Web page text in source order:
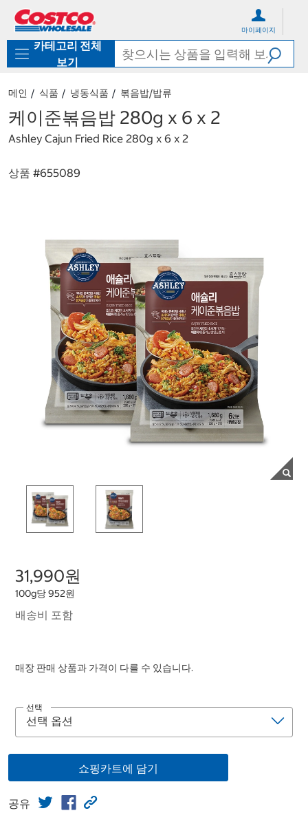
로
기
가
마이페이지
카테고리 전체
보기
메인 식품 냉동식품 볶음밥/밥류
케이준볶음밥 280g x 6 x 2
Ashley Cajun Fried Rice 280g x 6 x 2
상품 #655089
31,990원
100g당 952원
배송비 포함
매장 판매 상품과 가격이 다를 수 있습니다.
선택
쇼핑카트에 담기
공유